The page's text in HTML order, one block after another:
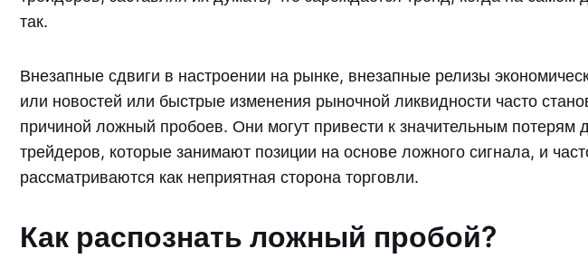
так.
Внезапные сдвиги в настроении на рынке, внезапные релизы
или новостей или быстрые изменения рыночной ликвидности часто
причиной ложный пробоев. Они могут привести к значительным потерям
трейдеров, которые занимают позиции на основе ложного сигнала, и
рассматриваются как неприятная сторона торговли.
Как распознать ложный пробой?